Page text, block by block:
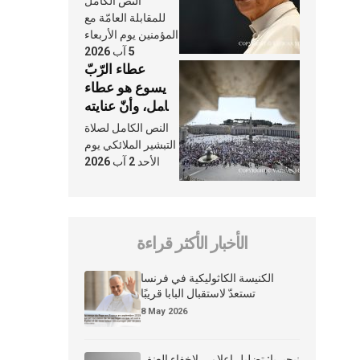
النَّفَس في حياة
الكنيسة
للمقابلة العامّة مع
المؤمنين يوم الأربعاء
5 آب 2026
عطاء الرّبّ
يسوع هو عطاء
شامل، وأنّ عنايته
بنا لا تغيب عنّا
أبدًا
النص الكامل لصلاة
التبشير الملائكي يوم
الأحد 2 آب 2026
الأخبار الأكثر قراءة
الكنيسة الكاثوليكية في فرنسا
تستعدّ لاستقبال البابا قريبًا
8 May 2026